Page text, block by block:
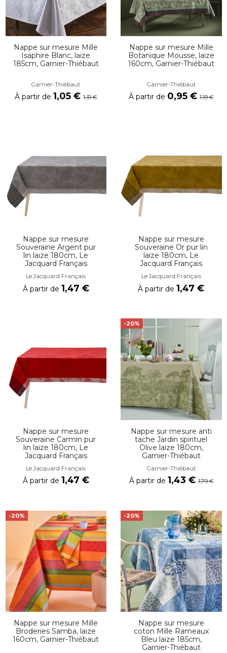
Nappe sur mesure Mille
Isaphire Blanc, laize
185cm, Garnier-Thiébaut
Garnier-Thiébaut
À partir de1,05 €1,31 €
Nappe sur mesure Mille
Botanique Mousse, laize
160cm, Garnier-Thiébaut
Garnier-Thiébaut
À partir de 0,95 €1,19 €
Nappe sur mesure
Souveraine Argent pur
lin laize 180cm, Le
Jacquard Français
Le Jacquard Français
À partir de 1,47 €
Nappe sur mesure
Souveraine Or pur lin
laize 180cm, Le
Jacquard Français
Le Jacquard Français
À partir de1,47 €
Nappe sur mesure
Souveraine Carmin pur
lin laize 180cm, Le
Jacquard Français
Le Jacquard Français
À partir de 1,47 €
-20%
Nappe sur mesure anti
tache Jardin spirituel
Olive laize 180cm,
Garnier-Thiébaut
Garnier-Thiébaut
À partir de 1,43 €1,79 €
-20%
Nappe sur mesure Mille
Broderies Samba, laize
160cm, Garnier-Thiébaut
-20%
Nappe sur mesure
coton Mille Rameaux
Bleu laize 185cm,
Garnier-Thiébaut